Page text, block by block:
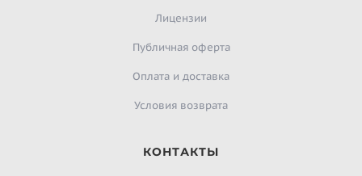
Лицензии
Публичная оферта
Оплата и доставка
Условия возврата
КОНТАКТЫ